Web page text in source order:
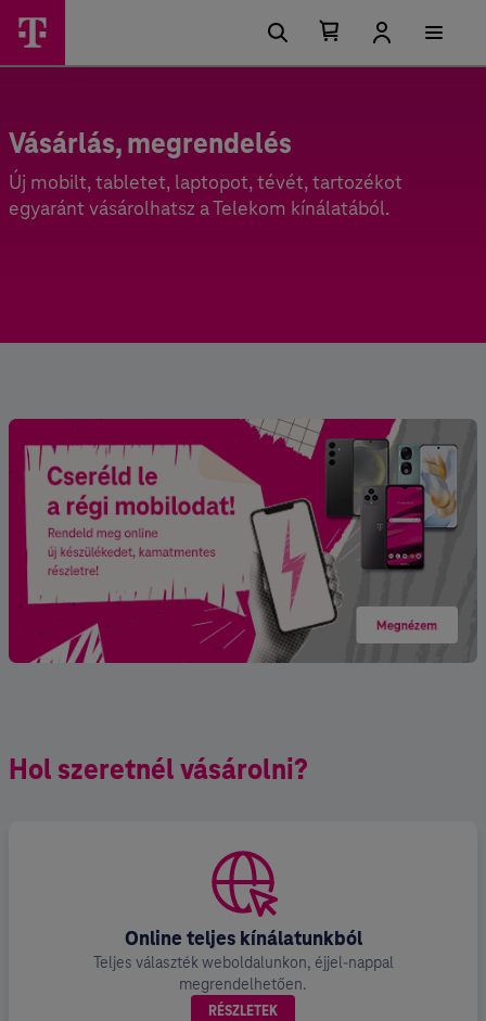
Vásárlás, megrendelés
Új mobilt, tabletet, laptopot, tévét, tartozékot
egyaránt vásárolhatsz a Telekom kínálatából.
Hol szeretnél vásárolni?
Online teljes kínálatunkból
Teljes választék weboldalunkon, éjjel-nappal
megrendelhetően.
RÉSZLETEK